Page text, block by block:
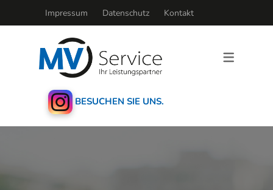
Impressum Datenschutz Kontakt
BESUCHEN SIE UNS.